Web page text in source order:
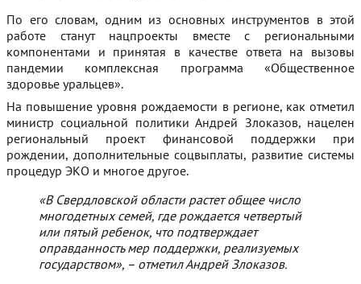
По его словам, одним из основных инструментов в этой
работе станут нацпроекты вместе с региональными
компонентами и принятая в качестве ответа на вызовы
пандемии комплексная программа «Общественное
здоровье уральцев».
На повышение уровня рождаемости в регионе, как отметил
министр социальной политики Андрей Злоказов, нацелен
региональный проект финансовой поддержки при
рождении, дополнительные соцвыплаты, развитие системы
процедур ЭКО и многое другое.
«В Свердловской области растет общее число
многодетных семей, где рождается четвертый
или пятый ребенок, что подтверждает
оправданность мер поддержки, реализуемых
государством», – отметил Андрей Злоказов.